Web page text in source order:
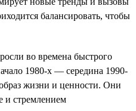
балансировать, чтобы
во времена быстрого
1980-х — середина 1990-
жизни и ценности. Они
и стремлением